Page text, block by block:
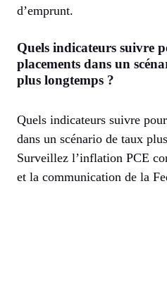
d’emprunt.
Quels indicateurs suivre
placements dans un
plus longtemps ?
Quels indicateurs suivre
dans un scénario de taux
Surveillez l’inflation PCE
et la communication de la